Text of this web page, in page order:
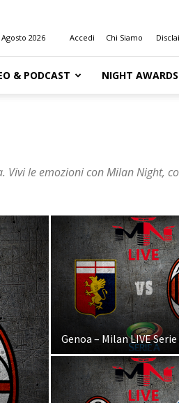
2026 Accedi Chi Siamo
& PODCAST NIGHT AWARDS
le emozioni con Milan Night,
Genoa – Milan LIVE